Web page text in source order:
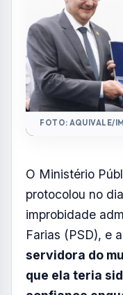
R Por Redação
Portal AquiVale
Publicado em 05 de
COMPARTILHAR: